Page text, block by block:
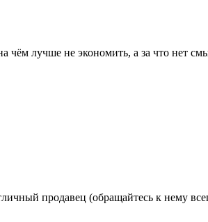
лучше не экономить, а за что нет
продавец (обращайтесь к нему